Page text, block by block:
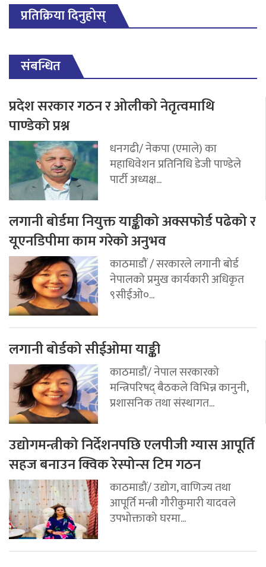
प्रतिक्रिया दिनुहोस्
संबन्धित
प्रदेश सरकार गठन र ओलीको नेतृत्वमाथि
पाण्डेको प्रश्न
धनगढी/ नेकपा (एमाले) का
महाधिवेशन प्रतिनिधि डेजी पाण्डेले
पार्टी अध्यक्ष...
लगानी बोर्डमा नियुक्त याङ्कीको अक्सफोर्ड पढेको र
यूएनडिपीमा काम गरेको अनुभव
काठमाडौं / सरकारले लगानी बोर्ड
नेपालको प्रमुख कार्यकारी अधिकृत
९सीईओ०...
लगानी बोर्डको सीईओमा याङ्की
काठमाडौं/ नेपाल सरकारको
मन्त्रिपरिषद् बैठकले विभिन्न कानुनी,
प्रशासनिक तथा संस्थागत...
उद्योगमन्त्रीको निर्देशनपछि एलपीजी ग्यास आपूर्ति
सहज बनाउन क्विक रेस्पोन्स टिम गठन
काठमाडौं/ उद्योग, वाणिज्य तथा
आपूर्ति मन्त्री गौरीकुमारी यादवले
उपभोक्ताको घरमा...